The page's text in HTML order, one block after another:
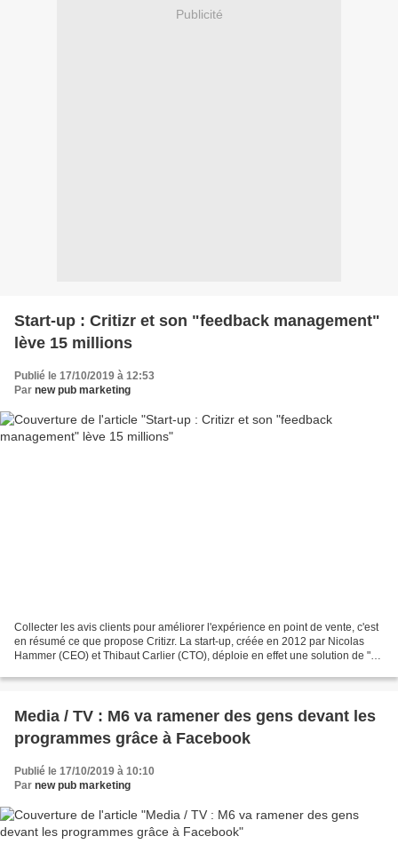
Publicité
Start-up : Critizr et son "feedback management"
lève 15 millions
Publié le 17/10/2019 à 12:53
Par new pub marketing
Collecter les avis clients pour améliorer l'expérience en point de vente, c'est
en résumé ce que propose Critizr. La start-up, créée en 2012 par Nicolas
Hammer (CEO) et Thibaut Carlier (CTO), déploie en effet une solution de "
Media / TV : M6 va ramener des gens devant les
programmes grâce à Facebook
Publié le 17/10/2019 à 10:10
Par new pub marketing